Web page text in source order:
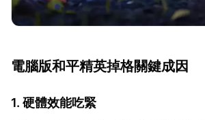
電腦版和平精英掉格關鍵成因
1. 硬體效能吃緊